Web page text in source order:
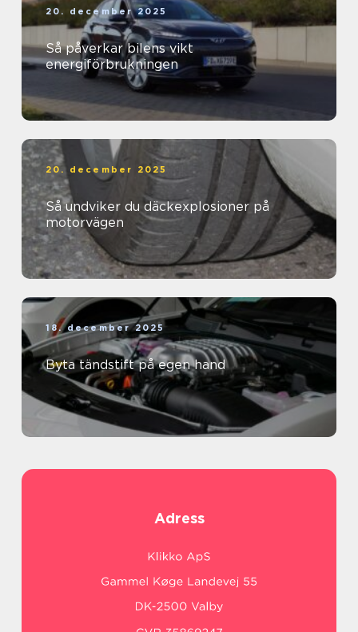
20. december 2025
Så påverkar bilens vikt
energiförbrukningen
20. december 2025
Så undviker du däckexplosioner på
motorvägen
18. december 2025
Byta tändstift på egen hand
Adress